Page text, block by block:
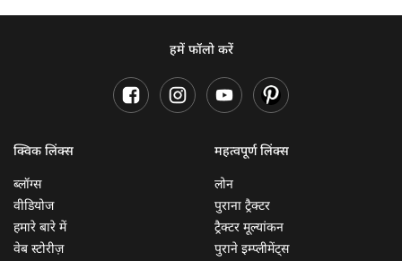
हमें फॉलो करें
क्विक लिंक्स
ब्लॉग्स
वीडियोज
हमारे बारे में
वेब स्टोरीज़
महत्वपूर्ण लिंक्स
लोन
पुराना ट्रैक्टर
ट्रैक्टर मूल्यांकन
पुराने इम्प्लीमेंट्स